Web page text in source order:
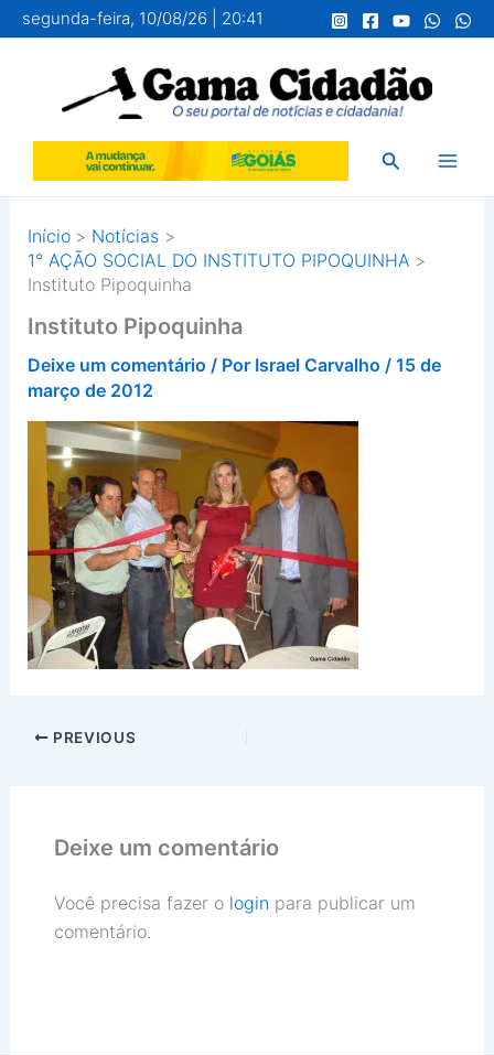
para
conteúdo
segunda-feira, 10/08/26 | 20:41
Pesquisar
Início
Notícias
1° AÇÃO SOCIAL DO INSTITUTO PIPOQUINHA
Instituto Pipoquinha
Instituto Pipoquinha
Deixe um comentário / Por Israel Carvalho / 15 de
março de 2012
PREVIOUS
Deixe um comentário
Você precisa fazer o login para publicar um
comentário.